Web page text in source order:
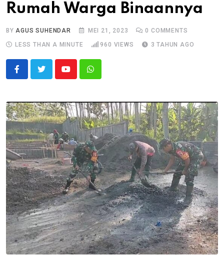
Rumah Warga Binaannya
BYAGUS SUHENDAR MEI 21, 2023 0 COMMENTS
LESS THAN A MINUTE
960 VIEWS 3 TAHUN AGO
YoutubeWhatsapp